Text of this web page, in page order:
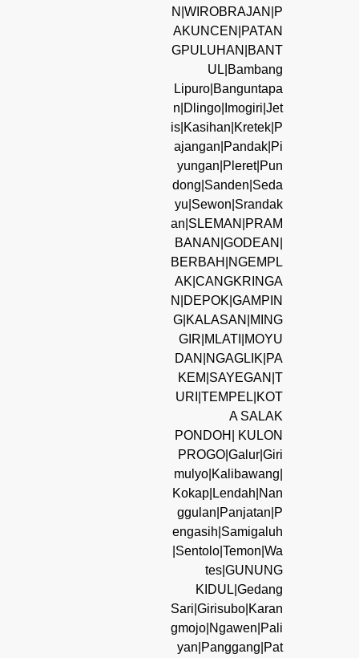
N|WIROBRAJAN|P
AKUNCEN|PATAN
GPULUHAN|BANT
UL|Bambang
Lipuro|Banguntapa
n|Dlingo|Imogiri|Jet
is|Kasihan|Kretek|P
ajangan|Pandak|Pi
yungan|Pleret|Pun
dong|Sanden|Seda
yu|Sewon|Srandak
an|SLEMAN|PRAM
BANAN|GODEAN|
BERBAH|NGEMPL
AK|CANGKRINGA
N|DEPOK|GAMPIN
G|KALASAN|MING
GIR|MLATI|MOYU
DAN|NGAGLIK|PA
KEM|SAYEGAN|T
URI|TEMPEL|KOT
A SALAK
PONDOH| KULON
PROGO|Galur|Giri
mulyo|Kalibawang|
Kokap|Lendah|Nan
ggulan|Panjatan|P
engasih|Samigaluh
|Sentolo|Temon|Wa
tes|GUNUNG
KIDUL|Gedang
Sari|Girisubo|Karan
gmojo|Ngawen|Pali
yan|Panggang|Pat